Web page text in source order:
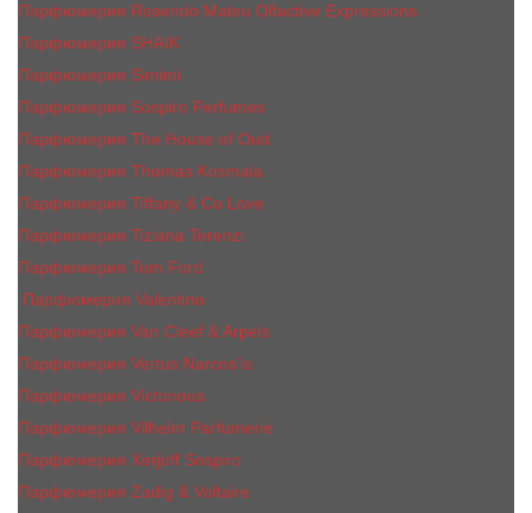
Парфюмерия Rosendo Mateu Olfactive Expressions
Парфюмерия SHAIK
Парфюмерия Simimi
Парфюмерия Sospiro Perfumes
Парфюмерия The House of Oud
Парфюмерия Thomas Kosmala
Парфюмерия Tiffany & Co Love
Парфюмерия Tiziana Terenzi
Парфюмерия Tom Ford
Парфюмерия Valentino
Парфюмерия Van Cleef & Arpels
Парфюмерия Vertus Narcos'is
Парфюмерия Victorious
Парфюмерия Vilhelm Parfumerie
Парфюмерия Xerjoff Sospiro
Парфюмерия Zadig & Voltaire